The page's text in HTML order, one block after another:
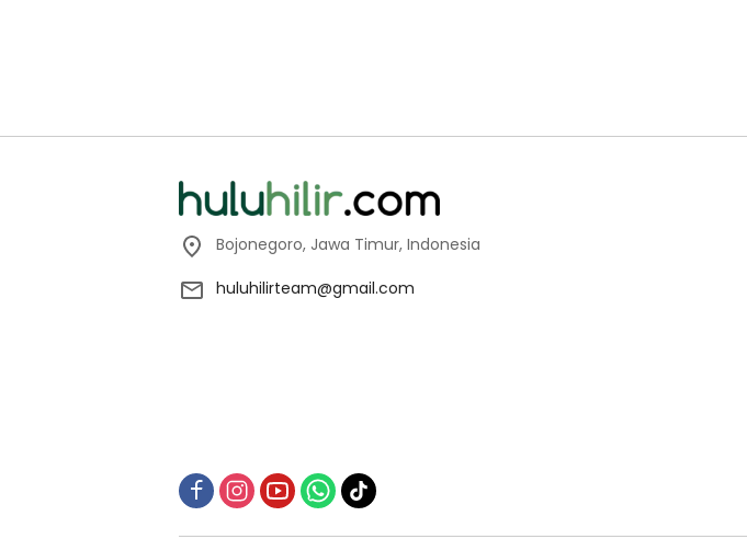
Bojonegoro, Jawa Timur, Indonesia
huluhilirteam@gmail.com